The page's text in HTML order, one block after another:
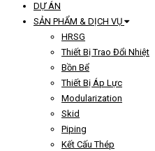
DỰ ÁN
SẢN PHẨM & DỊCH VỤ
HRSG
Thiết Bị Trao Đổi Nhiệt
Bồn Bể
Thiết Bị Áp Lực
Modularization
Skid
Piping
Kết Cấu Thép